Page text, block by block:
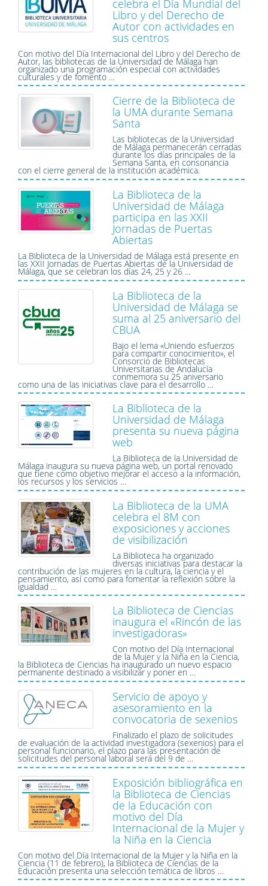
celebra el Día Mundial del
Libro y del Derecho de
Autor con actividades en
sus centros
Con motivo del Día Internacional del Libro y del Derecho de
Autor, las bibliotecas de la Universidad de Málaga han
organizado una programación especial con actividades
culturales y de fomento …
Cierre de la Biblioteca de
la UMA durante Semana
Santa
Las bibliotecas de la Universidad
de Málaga permanecerán cerradas
durante los días principales de la
Semana Santa, en consonancia
con el cierre general de la institución académica.
La Biblioteca de la
Universidad de Málaga
participa en las XXII
Jornadas de Puertas
Abiertas
La Biblioteca de la Universidad de Málaga está presente en
las XXII Jornadas de Puertas Abiertas de la Universidad de
Málaga, que se celebran los días 24, 25 y 26 …
La Biblioteca de la
Universidad de Málaga se
suma al 25 aniversario del
CBUA
Bajo el lema «Uniendo esfuerzos
para compartir conocimiento», el
Consorcio de Bibliotecas
Universitarias de Andalucía
conmemora su 25 aniversario
como una de las iniciativas clave para el desarrollo …
La Biblioteca de la
Universidad de Málaga
presenta su nueva página
web
La Biblioteca de la Universidad de
Málaga inaugura su nueva página web, un portal renovado
que tiene como objetivo mejorar el acceso a la información,
los recursos y los servicios …
La Biblioteca de la UMA
celebra el 8M con
exposiciones y acciones
de visibilización
La Biblioteca ha organizado
diversas iniciativas para destacar la
contribución de las mujeres en la cultura, la ciencia y el
pensamiento, así como para fomentar la reflexión sobre la
igualdad …
La Biblioteca de Ciencias
inaugura el «Rincón de las
investigadoras»
Con motivo del Día Internacional
de la Mujer y la Niña en la Ciencia,
la Biblioteca de Ciencias ha inaugurado un nuevo espacio
permanente destinado a visibilizar y poner en …
Servicio de apoyo y
asesoramiento en la
convocatoria de sexenios
Finalizado el plazo de solicitudes
de evaluación de la actividad investigadora (sexenios) para el
personal funcionario, el plazo para las presentación de
solicitudes del personal laboral será del 9 de …
Exposición bibliográfica en
la Biblioteca de Ciencias
de la Educación con
motivo del Día
Internacional de la Mujer y
la Niña en la Ciencia
Con motivo del Día Internacional de la Mujer y la Niña en la
Ciencia (11 de febrero), la Biblioteca de Ciencias de la
Educación presenta una selección temática de libros …